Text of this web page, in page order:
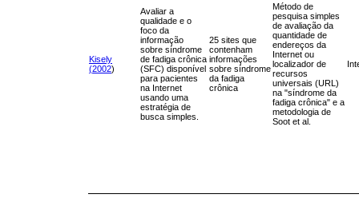
Kisely
(2002)
Avaliar a
qualidade e o
foco da
informação
sobre síndrome
de fadiga crônica
(SFC) disponível
para pacientes
na Internet
usando uma
estratégia de
busca simples.
25 sites que
contenham
informações
sobre síndrome
da fadiga
crônica
Método de
pesquisa simples
de avaliação da
quantidade de
endereços da
Internet ou
localizador de
recursos
universais (URL)
na "síndrome da
fadiga crônica" e a
metodologia de
Soot et al.